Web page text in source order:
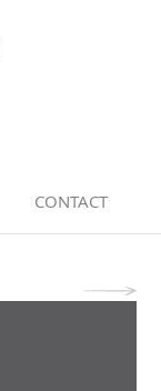
CONTACT